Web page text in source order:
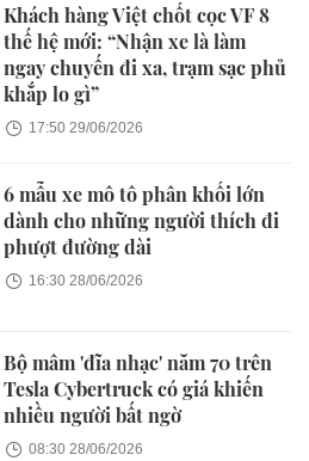
Khách hàng Việt chốt cọc VF 8
thế hệ mới: “Nhận xe là làm
ngay chuyến đi xa, trạm sạc phủ
khắp lo gì”
17:50 29/06/2026
6 mẫu xe mô tô phân khối lớn
dành cho những người thích đi
phượt đường dài
16:30 28/06/2026
Bộ mâm 'đĩa nhạc' năm 70 trên
Tesla Cybertruck có giá khiến
nhiều người bất ngờ
08:30 28/06/2026